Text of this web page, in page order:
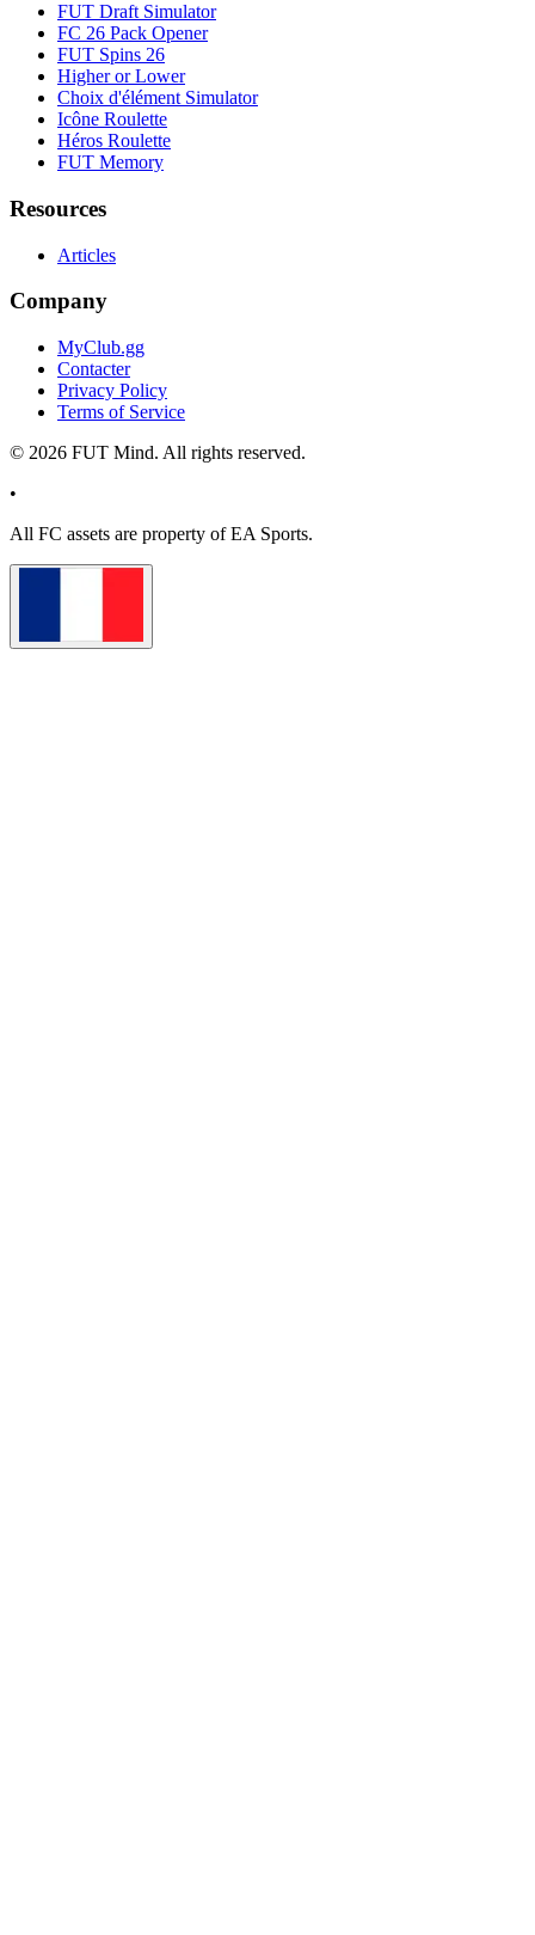
FUT Draft Simulator
FC 26 Pack Opener
FUT Spins 26
Higher or Lower
Choix d'élément Simulator
Icône Roulette
Héros Roulette
FUT Memory
Resources
Articles
Company
MyClub.gg
Contacter
Privacy Policy
Terms of Service
© 2026 FUT Mind. All rights reserved.
•
All FC assets are property of EA Sports.